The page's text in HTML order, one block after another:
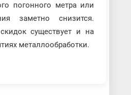
погонного метра или
заметно снизится.
существует и на
металлообработки.